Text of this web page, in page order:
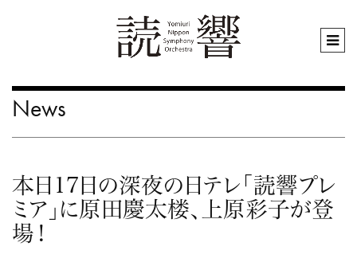
News
本日17日の深夜の日テレ「読響プレ
ミア」に原田慶太楼、上原彩子が登
場！